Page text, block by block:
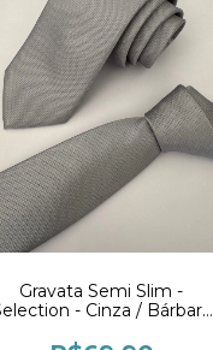
Gravata Semi Slim -
- Cinza / Bárbara